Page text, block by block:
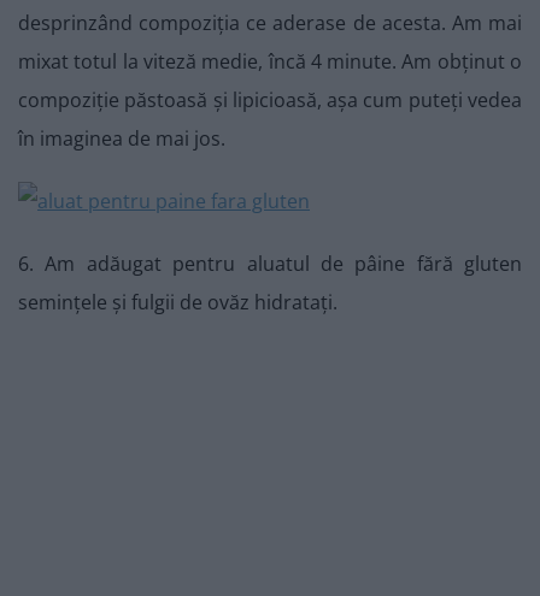
desprinzând compoziția ce aderase de acesta. Am mai
mixat totul la viteză medie, încă 4 minute. Am obținut o
compoziție păstoasă și lipicioasă, așa cum puteți vedea
în imaginea de mai jos.
6. Am adăugat pentru aluatul de pâine fără gluten
semințele și fulgii de ovăz hidratați.